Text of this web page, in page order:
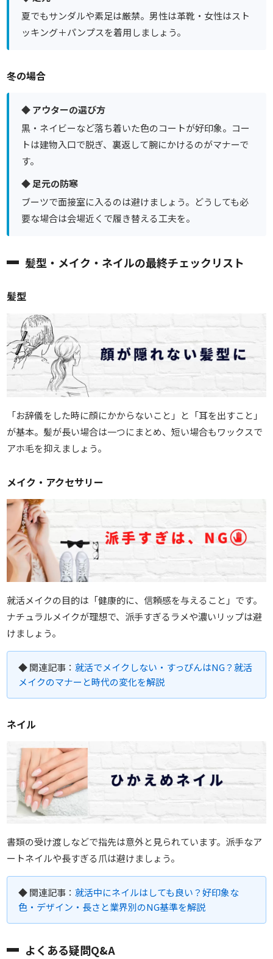
夏でもサンダルや素足は厳禁。男性は革靴・女性はスト
ッキング＋パンプスを着用しましょう。
冬の場合
◆ アウターの選び方
黒・ネイビーなど落ち着いた色のコートが好印象。コー
トは建物入口で脱ぎ、裏返して腕にかけるのがマナーで
す。
◆ 足元の防寒
ブーツで面接室に入るのは避けましょう。どうしても必
要な場合は会場近くで履き替える工夫を。
髪型・メイク・ネイルの最終チェックリスト
髪型
「お辞儀をした時に顔にかからないこと」と「耳を出すこと」
が基本。髪が長い場合は一つにまとめ、短い場合もワックスで
アホ毛を抑えましょう。
メイク・アクセサリー
就活メイクの目的は「健康的に、信頼感を与えること」です。
ナチュラルメイクが理想で、派手すぎるラメや濃いリップは避
けましょう。
◆ 関連記事：就活でメイクしない・すっぴんはNG？就活
メイクのマナーと時代の変化を解説
ネイル
書類の受け渡しなどで指先は意外と見られています。派手なア
ートネイルや長すぎる爪は避けましょう。
◆ 関連記事：就活中にネイルはしても良い？好印象な
色・デザイン・長さと業界別のNG基準を解説
よくある疑問Q&A